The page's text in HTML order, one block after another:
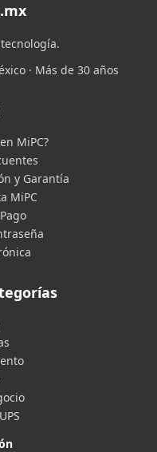
· Más de 30 años
MiPC?
y Garantía
MiPC